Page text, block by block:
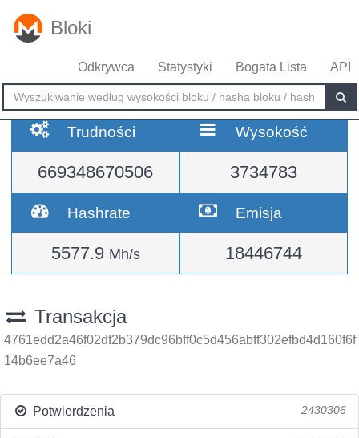
Bloki
Odkrywca Statystyki Bogata Lista API
Trudności
669348670506
Wysokość
3734783
Hashrate
5577.9 Mh/s
Emisja
18446744
Transakcja
4761edd2a46f02df2b379dc96bff0c5d456abff302efbd4d160f6f
14b6ee7a46
Potwierdzenia 2430306